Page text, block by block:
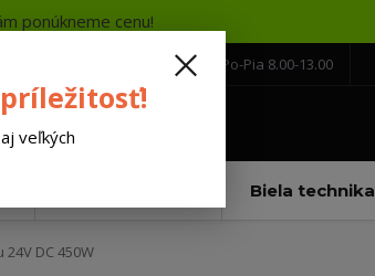
ponúkneme cenu!
+421 552 304 860 Po-Pia 8.00-13.00
Biela technika
DC 450W
veľkých